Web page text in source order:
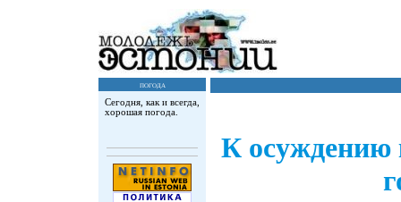
погода
Сегодня, как и всегда,
хорошая погода.
К осуждению